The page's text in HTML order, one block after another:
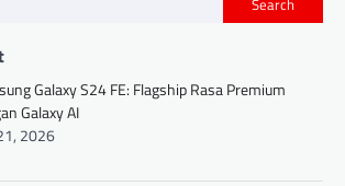
Galaxy S24 FE: Flagship Rasa Premium
Galaxy AI
2026